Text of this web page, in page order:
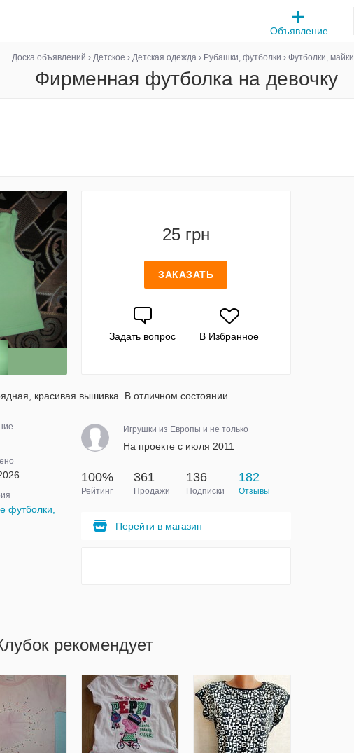
Объявление
Доска объявлений › Детское › Детская одежда› Рубашки, футболки › Футболки, майки
Фирменная футболка на девочку
25 грн
ЗАКАЗАТЬ
Задать вопрос В Избранное
красивая вышивка. В отличном состоянии.
футболки,
Игрушки из Европы и не только
На проекте с июля 2011
100%
Рейтинг
361
Продажи
136
Подписки
182
Отзывы
Перейти в магазин
рекомендует